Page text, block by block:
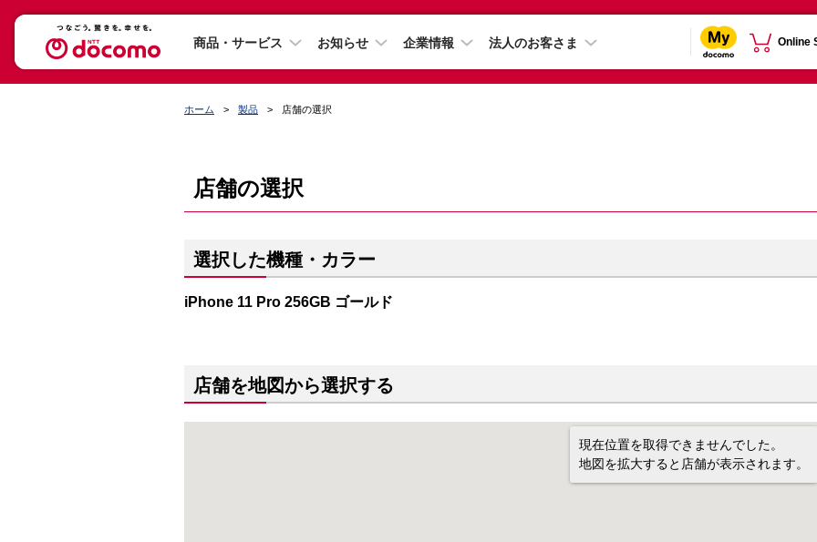
商品・サービス お知らせ 企業情報 法人のお客さま Online
ホーム 製品 店舗の選択
店舗の選択
選択した機種・カラー
iPhone 11 Pro 256GB ゴールド
店舗を地図から選択する
現在位置を取得できませんでした。
地図を拡大すると店舗が表示されます。